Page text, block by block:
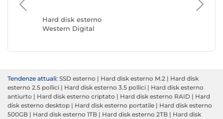
Hard disk esterno
Western Digital
Tendenze attuali: SSD esterno | Hard disk esterno M.2 | Hard disk
esterno 2.5 pollici | Hard disk esterno 3.5 pollici | Hard disk esterno
antiurto | Hard disk esterno criptato | Hard disk esterno RAID | Hard
disk esterno desktop | Hard disk esterno portatile | Hard disk esterno
500GB | Hard disk esterno 1TB | Hard disk esterno 2TB | Hard disk